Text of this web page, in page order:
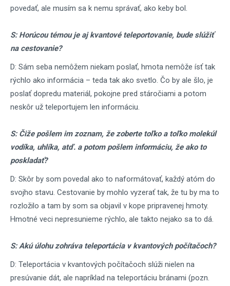
povedať, ale musím sa k nemu správať, ako keby bol.
S: Horúcou témou je aj kvantové teleportovanie, bude slúžiť
na cestovanie?
D: Sám seba nemôžem niekam poslať, hmota nemôže ísť tak
rýchlo ako informácia – teda tak ako svetlo. Čo by ale šlo, je
poslať dopredu materiál, pokojne pred stáročiami a potom
neskôr už teleportujem len informáciu.
S: Čiže pošlem im zoznam, že zoberte toľko a toľko molekúl
vodíka, uhlíka, atď. a potom pošlem informáciu, že ako to
poskladať?
D: Skôr by som povedal ako to naformátovať, každý atóm do
svojho stavu. Cestovanie by mohlo vyzerať tak, že tu by ma to
rozložilo a tam by som sa objavil v kope pripravenej hmoty.
Hmotné veci nepresunieme rýchlo, ale takto nejako sa to dá.
S: Akú úlohu zohráva teleportácia v kvantových počítačoch?
D: Teleportácia v kvantových počítačoch slúži nielen na
presúvanie dát, ale napríklad na teleportáciu bránami (pozn.